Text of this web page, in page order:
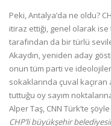
Peki, Antalya’da ne oldu?
itiraz ettiği, genel olarak
tarafından da bir türlü
Akaydın, yeniden aday
onun tüm parti ve
sokaklarında çuval kaçıran
tuttuğu oy sayım
Alper Taş, CNN Türk’te
CHP’li büyükşehir